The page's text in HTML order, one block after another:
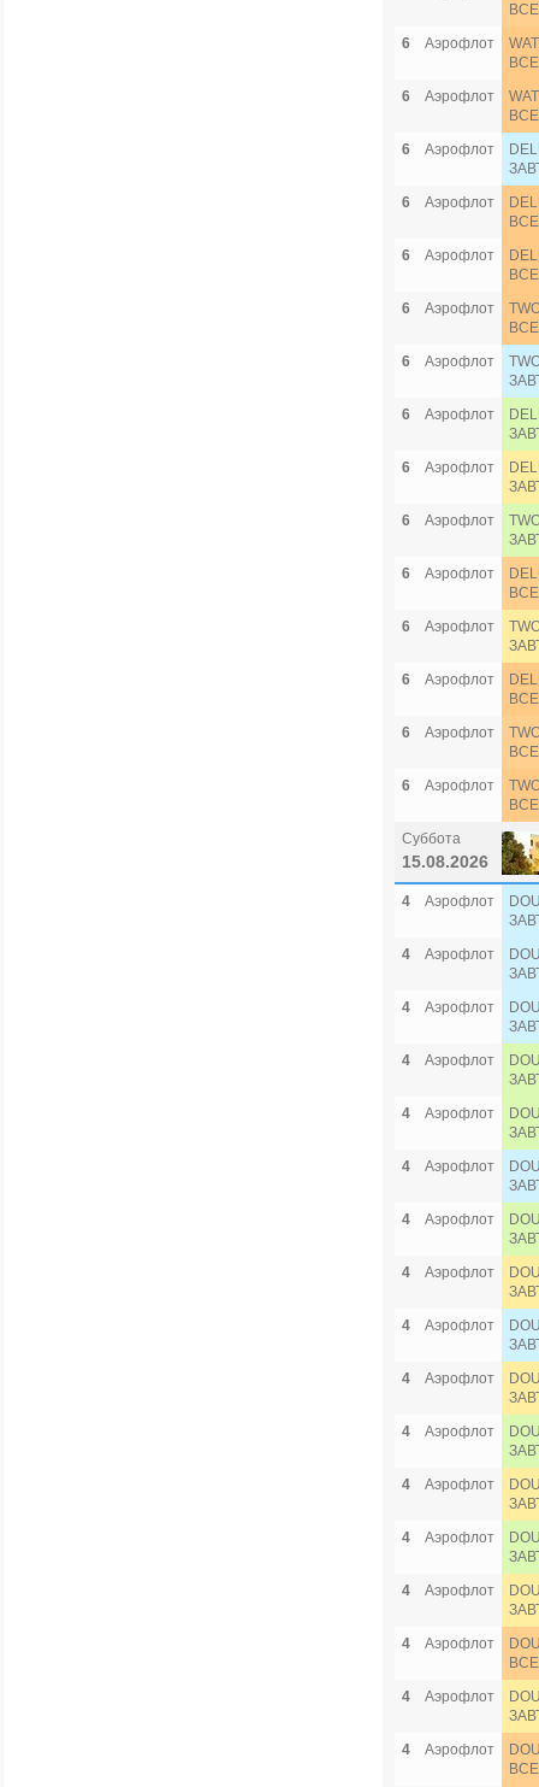
6
Аэрофлот
6
Аэрофлот
6
Аэрофлот
6
Аэрофлот
6
Аэрофлот
6
Аэрофлот
6
Аэрофлот
6
Аэрофлот
6
Аэрофлот
6
Аэрофлот
6
Аэрофлот
6
Аэрофлот
6
Аэрофлот
6
Аэрофлот
6
Аэрофлот
Суббота
15.08.2026
4 Аэрофлот
4
Аэрофлот
4
Аэрофлот
4
Аэрофлот
4
Аэрофлот
4
Аэрофлот
4
Аэрофлот
4
Аэрофлот
4
Аэрофлот
4
Аэрофлот
4
Аэрофлот
4
Аэрофлот
4
Аэрофлот
4
Аэрофлот
4
Аэрофлот
4
Аэрофлот
4
Аэрофлот